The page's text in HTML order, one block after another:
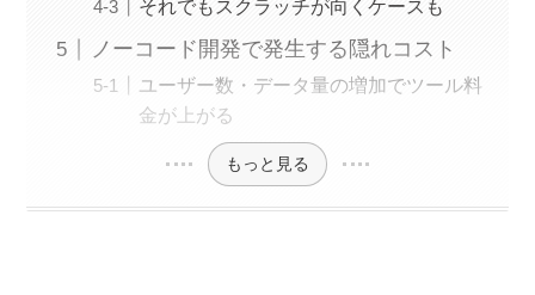
それでもスクラッチが向くケースも
ノーコード開発で発生する隠れコスト
ユーザー数・データ量の増加でツール料
金が上がる
もっと見る